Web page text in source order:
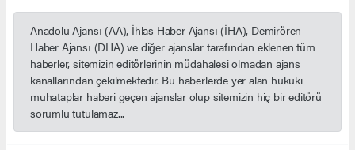
Anadolu Ajansı (AA), İhlas Haber Ajansı (İHA), Demirören
Haber Ajansı (DHA) ve diğer ajanslar tarafından eklenen tüm
haberler, sitemizin editörlerinin müdahalesi olmadan ajans
kanallarından çekilmektedir. Bu haberlerde yer alan hukuki
muhataplar haberi geçen ajanslar olup sitemizin hiç bir editörü
sorumlu tutulamaz...